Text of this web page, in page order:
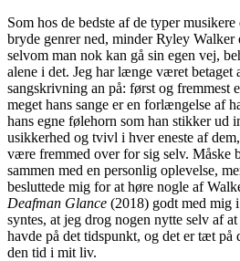
Som hos de bedste af de typer
bryde genrer ned, minder Ryley Walker
selvom man nok kan gå sin egen vej,
alene i det. Jeg har længe været betaget
sangskrivning an på: først og fremmest
meget hans sange er en forlængelse af
hans egne følehorn som han stikker ud
usikkerhed og tvivl i hver eneste af
være fremmed over for sig selv. Måske
sammen med en personlig oplevelse,
besluttede mig for at høre nogle af
Deafman Glance (2018) godt med mig
syntes, at jeg drog nogen nytte selv af
havde på det tidspunkt, og det er tæt på
den tid i mit liv.